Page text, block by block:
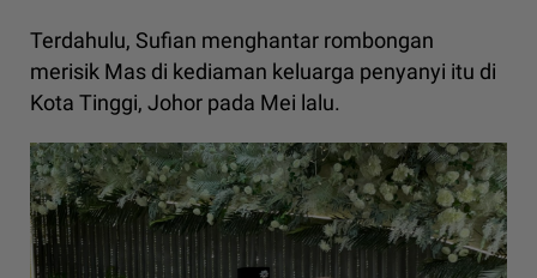
Terdahulu, Sufian menghantar rombongan
merisik Mas di kediaman keluarga penyanyi itu di
Kota Tinggi, Johor pada Mei lalu.